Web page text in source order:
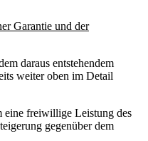
Garantie und der
daraus entstehendem
weiter oben im Detail
eine freiwillige Leistung des
gegenüber dem